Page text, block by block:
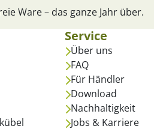
Ware – das ganze Jahr über.
Service
Über uns
FAQ
Für Händler
Download
Nachhaltigkeit
Jobs & Karriere